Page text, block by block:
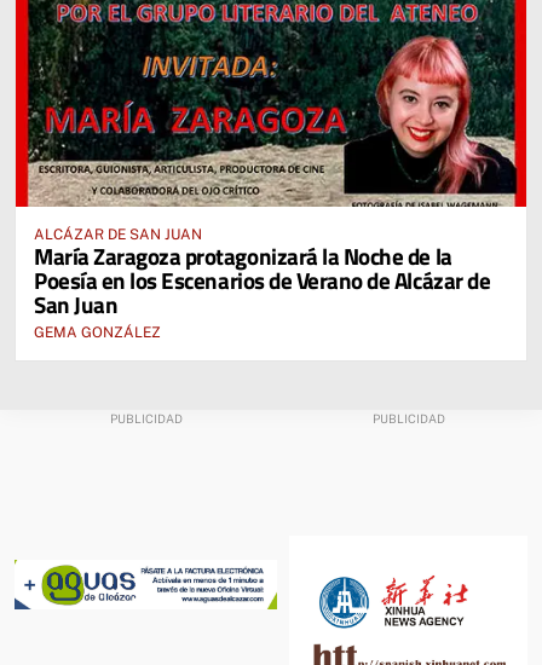
ALCÁZAR DE SAN JUAN
María Zaragoza protagonizará la Noche de la
Poesía en los Escenarios de Verano de Alcázar de
San Juan
GEMA GONZÁLEZ